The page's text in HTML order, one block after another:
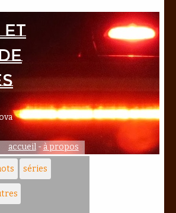
et
accueil-à propos
séries